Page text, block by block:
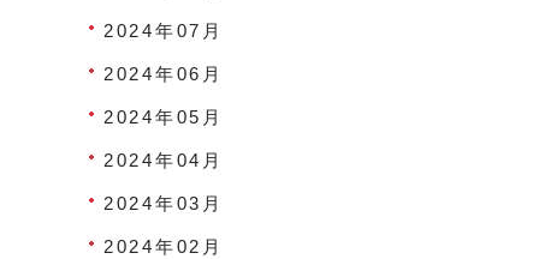
2024年07月
2024年06月
2024年05月
2024年04月
2024年03月
2024年02月